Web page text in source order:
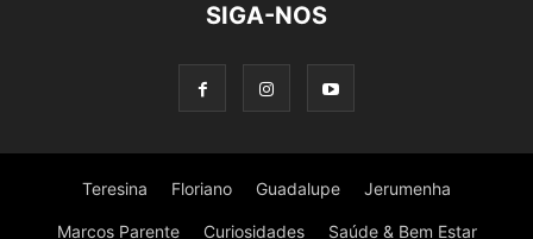
SIGA-NOS
Teresina Floriano Guadalupe Jerumenha
Marcos Parente Curiosidades Saúde & Bem Estar